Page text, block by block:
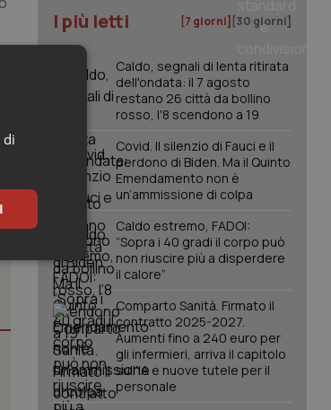
I più letti [7 giorni] [30 giorni]
Caldo, segnali di lenta ritirata
dell'ondata: il 7 agosto
restano 26 città da bollino
rosso, l'8 scendono a 19
Covid. Il silenzio di Fauci e il
perdono di Biden. Ma il Quinto
Emendamento non è
un’ammissione di colpa
Caldo estremo, FADOI:
“Sopra i 40 gradi il corpo può
non riuscire più a disperdere
il calore”
Comparto Sanità. Firmato il
contratto 2025-2027.
Aumenti fino a 240 euro per
gli infermieri, arriva il capitolo
sull'IA e nuove tutele per il
personale
di